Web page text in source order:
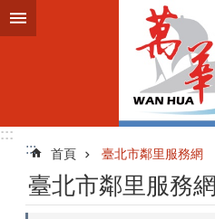
跳到主要內容區塊
:::
:::
首頁 臺北市鄰里服務網
臺北市鄰里服務網